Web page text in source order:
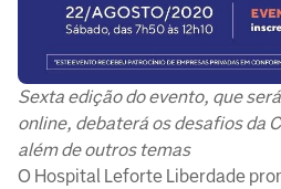
Sexta edição do evento, que
online, debaterá os desafios da
além de outros temas
O Hospital Leforte Liberdade